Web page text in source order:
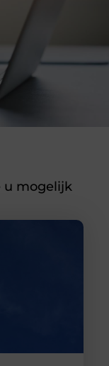
u mogelijk